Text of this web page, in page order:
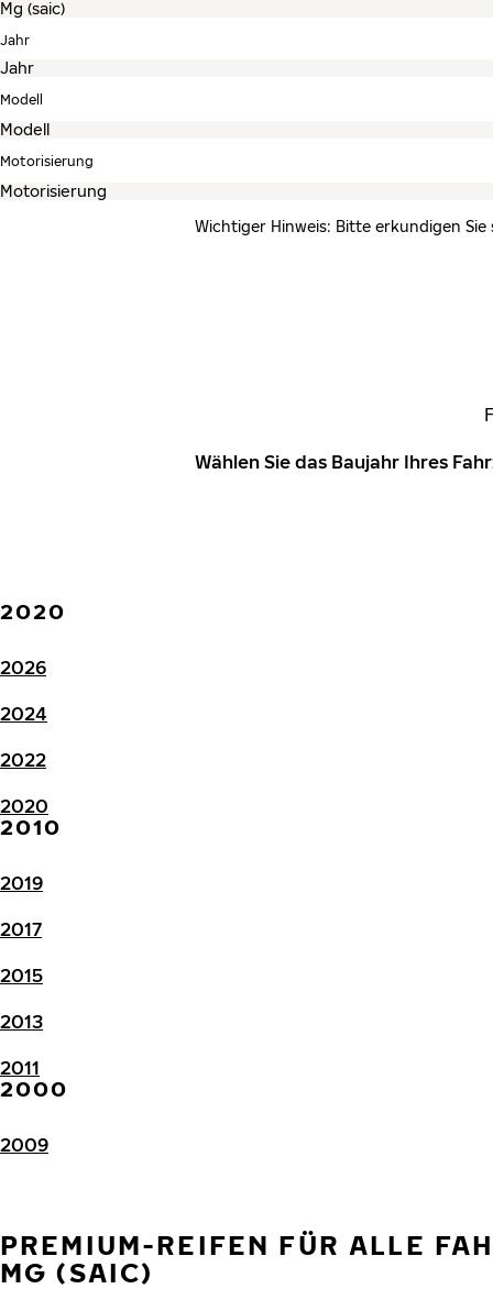
Jahr
Modell
Motorisierung
Wichtiger Hinweis: Bitte erkundigen
Wählen Sie das Baujahr Ihres
2020
2026
2024
2022
2020
2010
2019
2017
2015
2013
2011
2000
2009
PREMIUM-REIFEN FÜR ALLE
MG (SAIC)